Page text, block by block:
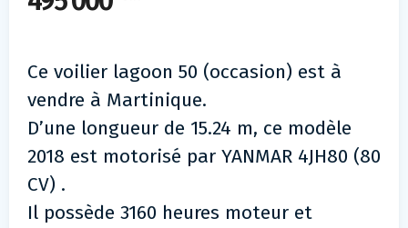
Ce voilier lagoon 50 (occasion) est à
vendre à Martinique.
D’une longueur de 15.24 m, ce modèle
2018 est motorisé par YANMAR 4JH80 (80
CV) .
Il possède 3160 heures moteur et